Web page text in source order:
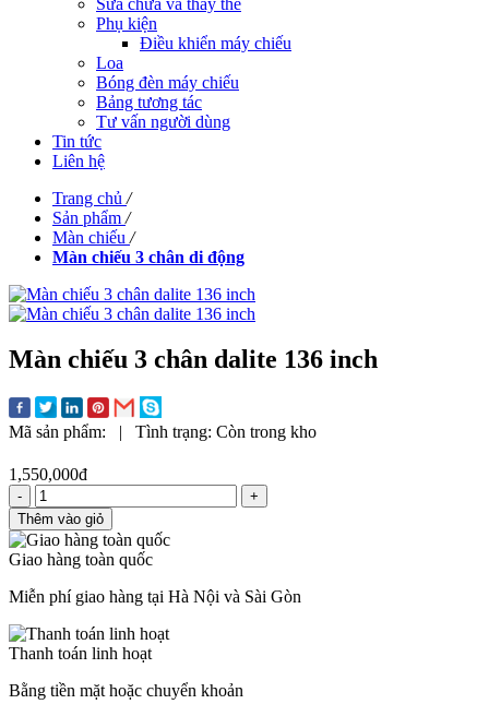
Phụ kiện
Điều khiển máy chiếu
Loa
Bóng đèn máy chiếu
Bảng tương tác
Tư vấn người dùng
Tin tức
Liên hệ
Trang chủ /
Sản phẩm /
Màn chiếu /
Màn chiếu 3 chân di động
Màn chiếu 3 chân dalite 136 inch
Mã sản phẩm: | Tình trạng: Còn trong kho
1,550,000đ
-
+
Thêm vào giỏ
Giao hàng toàn quốc
Miễn phí giao hàng tại Hà Nội và Sài Gòn
Thanh toán linh hoạt
Bằng tiền mặt hoặc chuyển khoản